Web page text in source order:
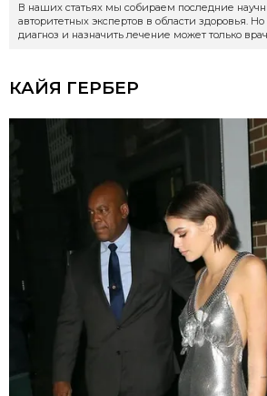
В наших статьях мы собираем последние
авторитетных экспертов в области здоровья.
диагноз и назначить лечение может только
КАЙЯ ГЕРБЕР